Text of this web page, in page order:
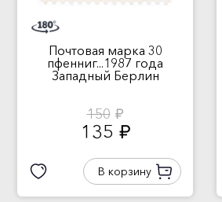
Почтовая марка 30
пфенниг...1987 года
Западный Берлин
150 руб.
135 руб.
В корзину